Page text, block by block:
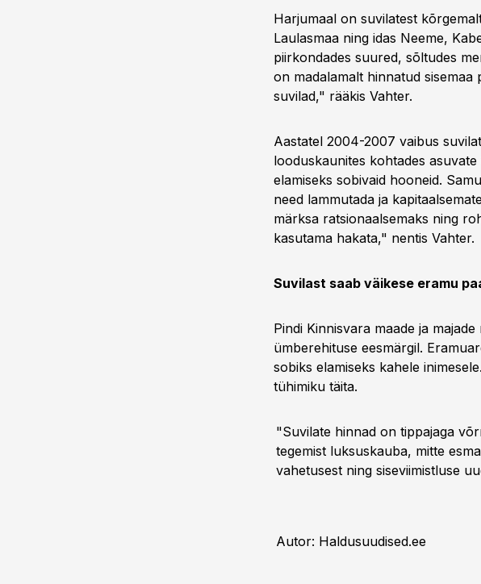
Harjumaal on suvilatest
Laulasmaa ning idas Neeme,
piirkondades suured, sõltudes
on madalamalt hinnatud
suvilad," rääkis Vahter.
Aastatel 2004-2007 vaibus
looduskaunites kohtades
elamiseks sobivaid hooneid.
need lammutada ja
märksa ratsionaalsemaks ning
kasutama hakata," nentis Vahter.
Suvilast saab väikese eramu
Pindi Kinnisvara maade ja
ümberehituse eesmärgil.
sobiks elamiseks kahele
tühimiku täita.
"Suvilate hinnad on tippajaga
tegemist luksuskauba, mitte
vahetusest ning siseviimistluse
Autor: Haldusuudised.ee